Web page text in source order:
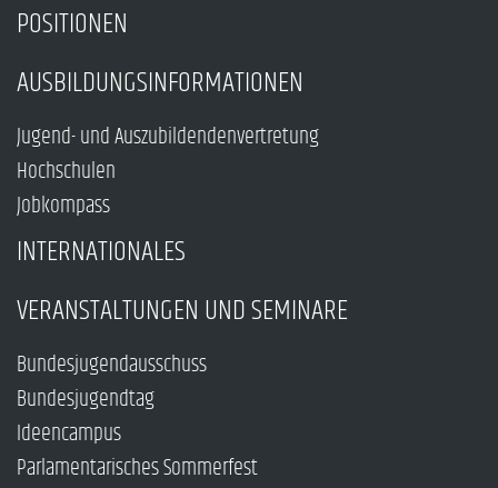
POSITIONEN
AUSBILDUNGSINFORMATIONEN
Jugend- und Auszubildendenvertretung
Hochschulen
Jobkompass
INTERNATIONALES
VERANSTALTUNGEN UND SEMINARE
Bundesjugendausschuss
Bundesjugendtag
Ideencampus
Parlamentarisches Sommerfest